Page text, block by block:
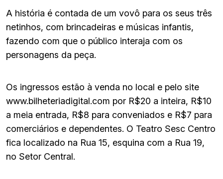
A história é contada de um vovô para os seus três
netinhos, com brincadeiras e músicas infantis,
fazendo com que o público interaja com os
personagens da peça.
Os ingressos estão à venda no local e pelo site
www.bilheteriadigital.com por R$20 a inteira, R$10
a meia entrada, R$8 para conveniados e R$7 para
comerciários e dependentes. O Teatro Sesc Centro
fica localizado na Rua 15, esquina com a Rua 19,
no Setor Central.